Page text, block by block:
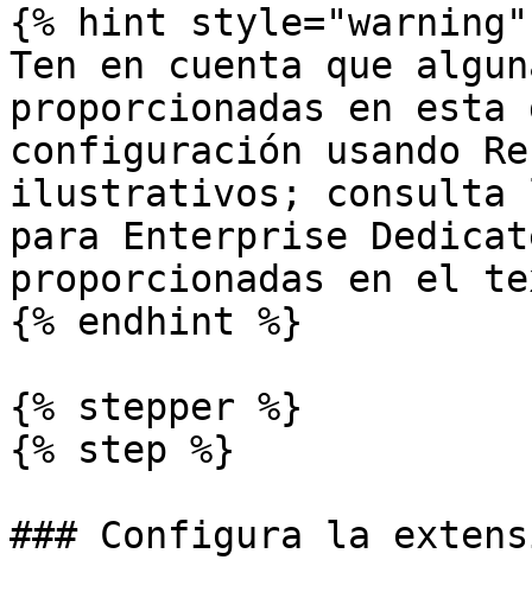
{% hint style="warning"
Ten en cuenta que
proporcionadas en
configuración usando
ilustrativos; consulta
para Enterprise
proporcionadas en el
{% endhint %}
{% stepper %}
{% step %}
### Configura la